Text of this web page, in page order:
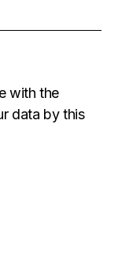
with the
data by this